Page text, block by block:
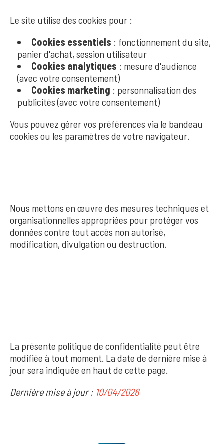
Le site utilise des cookies pour :
Cookies essentiels : fonctionnement du site,
panier d'achat, session utilisateur
Cookies analytiques : mesure d'audience
(avec votre consentement)
Cookies marketing : personnalisation des
publicités (avec votre consentement)
Vous pouvez gérer vos préférences via le bandeau
cookies ou les paramètres de votre navigateur.
Nous mettons en œuvre des mesures techniques et
organisationnelles appropriées pour protéger vos
données contre tout accès non autorisé,
modification, divulgation ou destruction.
La présente politique de confidentialité peut être
modifiée à tout moment. La date de dernière mise à
jour sera indiquée en haut de cette page.
Dernière mise à jour : 10/04/2026